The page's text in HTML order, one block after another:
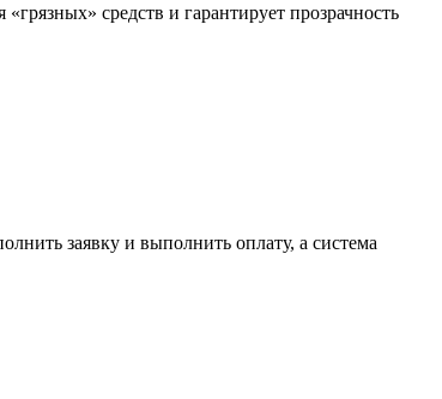
средств и гарантирует прозрачность
заявку и выполнить оплату, а система